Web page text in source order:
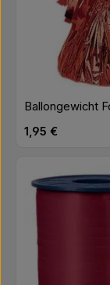
Ballongewicht
Regulärer Preis:
1,95 €